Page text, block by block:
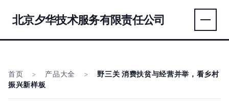
北京夕华技术服务有限责任公司
首页 > 产品大全 >
野三关 消费扶贫与经营并举，看乡村
振兴新样板